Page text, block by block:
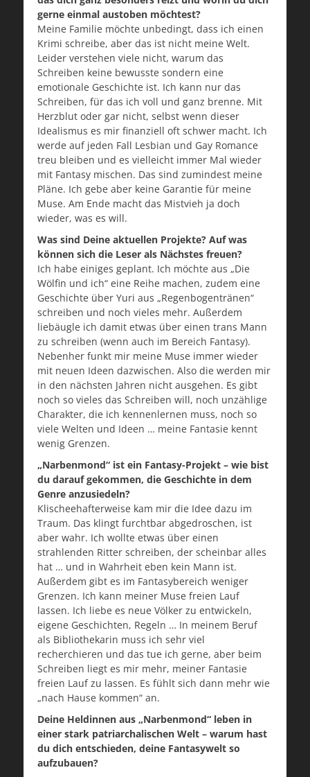
gerne einmal austoben möchtest?
Meine Familie möchte unbedingt, dass ich einen
Krimi schreibe, aber das ist nicht meine Welt.
Leider verstehen viele nicht, warum das
Schreiben keine bewusste sondern eine
emotionale Geschichte ist. Ich kann nur das
Schreiben, für das ich voll und ganz brenne. Mit
Herzblut oder gar nicht, selbst wenn dieser
Idealismus es mir finanziell oft schwer macht. Ich
werde auf jeden Fall Lesbian und Gay Romance
treu bleiben und es vielleicht immer Mal wieder
mit Fantasy mischen. Das sind zumindest meine
Pläne. Ich gebe aber keine Garantie für meine
Muse. Am Ende macht das Mistvieh ja doch
wieder, was es will.
Was sind Deine aktuellen Projekte? Auf was
können sich die Leser als Nächstes freuen?
Ich habe einiges geplant. Ich möchte aus „Die
Wölfin und ich“ eine Reihe machen, zudem eine
Geschichte über Yuri aus „Regenbogentränen“
schreiben und noch vieles mehr. Außerdem
liebäugle ich damit etwas über einen trans Mann
zu schreiben (wenn auch im Bereich Fantasy).
Nebenher funkt mir meine Muse immer wieder
mit neuen Ideen dazwischen. Also die werden mir
in den nächsten Jahren nicht ausgehen. Es gibt
noch so vieles das Schreiben will, noch unzählige
Charakter, die ich kennenlernen muss, noch so
viele Welten und Ideen … meine Fantasie kennt
wenig Grenzen.
„Narbenmond“ ist ein Fantasy-Projekt – wie bist
du darauf gekommen, die Geschichte in dem
Genre anzusiedeln?
Klischeehafterweise kam mir die Idee dazu im
Traum. Das klingt furchtbar abgedroschen, ist
aber wahr. Ich wollte etwas über einen
strahlenden Ritter schreiben, der scheinbar alles
hat … und in Wahrheit eben kein Mann ist.
Außerdem gibt es im Fantasybereich weniger
Grenzen. Ich kann meiner Muse freien Lauf
lassen. Ich liebe es neue Völker zu entwickeln,
eigene Geschichten, Regeln … In meinem Beruf
als Bibliothekarin muss ich sehr viel
recherchieren und das tue ich gerne, aber beim
Schreiben liegt es mir mehr, meiner Fantasie
freien Lauf zu lassen. Es fühlt sich dann mehr wie
„nach Hause kommen“ an.
Deine Heldinnen aus „Narbenmond“ leben in
einer stark patriarchalischen Welt – warum hast
du dich entschieden, deine Fantasywelt so
aufzubauen?